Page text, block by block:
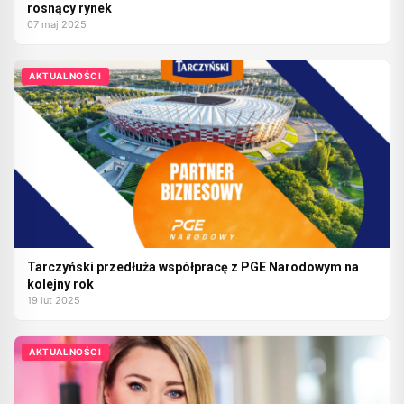
rosnący rynek
07 maj 2025
AKTUALNOŚCI
Tarczyński przedłuża współpracę z PGE Narodowym na
kolejny rok
19 lut 2025
AKTUALNOŚCI